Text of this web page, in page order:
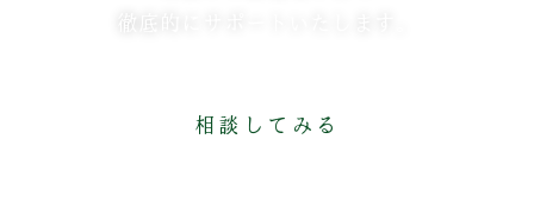
徹底的にサポートいたします。
相談してみる